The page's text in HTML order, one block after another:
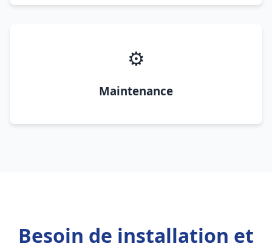
⚙️
Maintenance
Besoin de installation et